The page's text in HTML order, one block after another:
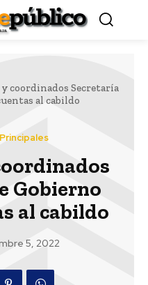
coordinados Secretaría
al cabildo
Principales
Gobierno
al cabildo
5, 2022